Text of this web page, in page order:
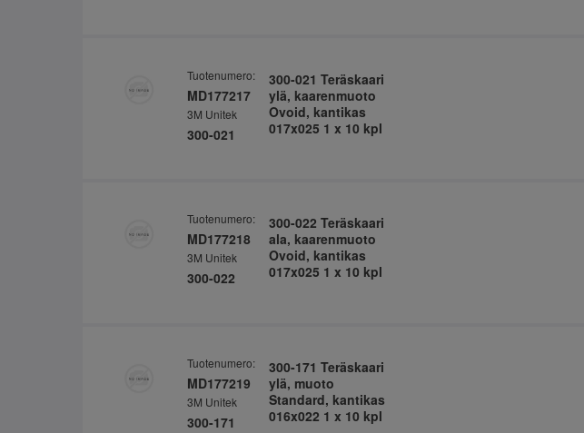
Tuotenumero:
MD177217
3M Unitek
300-021
300-021 Teräskaari
ylä, kaarenmuoto
Ovoid, kantikas
017x025 1 x 10 kpl
Tuotenumero:
MD177218
3M Unitek
300-022
300-022 Teräskaari
ala, kaarenmuoto
Ovoid, kantikas
017x025 1 x 10 kpl
Tuotenumero:
MD177219
3M Unitek
300-171
300-171 Teräskaari
ylä, muoto
Standard, kantikas
016x022 1 x 10 kpl